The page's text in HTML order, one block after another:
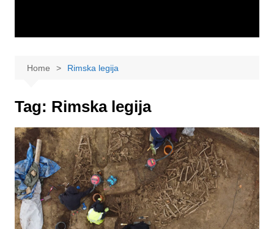
Home Rimska legija
Tag: Rimska legija